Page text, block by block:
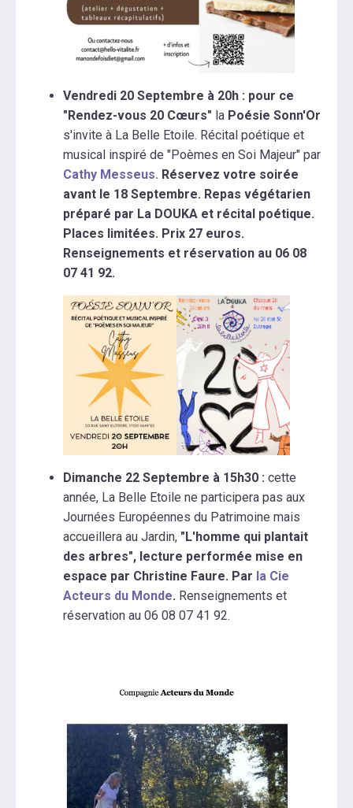
Vendredi 20 Septembre à 20h : pour ce
"Rendez-vous 20 Cœurs" la Poésie Sonn'Or
s'invite à La Belle Etoile. Récital poétique et
musical inspiré de "Poèmes en Soi Majeur" par
Cathy Messeus. Réservez votre soirée
avant le 18 Septembre. Repas végétarien
préparé par La DOUKA et récital poétique.
Places limitées. Prix 27 euros.
Renseignements et réservation au 06 08
07 41 92.
Dimanche 22 Septembre à 15h30 : cette
année, La Belle Etoile ne participera pas aux
Journées Européennes du Patrimoine mais
accueillera au Jardin, "L'homme qui plantait
des arbres", lecture performée mise en
espace par Christine Faure. Par la Cie
Acteurs du Monde. Renseignements et
réservation au 06 08 07 41 92.